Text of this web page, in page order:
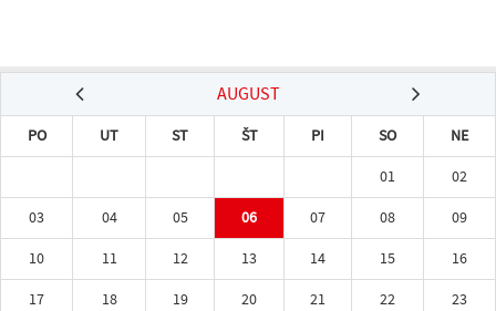
AUGUST
PO UT ST ŠT PI SO
NE
01
02
03
04 05 06 07 08
09
10
11 12 13 14 15
16
17
18 19 20 21 22
23